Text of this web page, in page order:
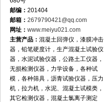
邮编： 201404
邮箱： 2679790421@qq.com
网址： www.meiyu021.com
主营产品： 混凝土回弹仪，漆膜冲击
器，铅笔硬度计，生产混凝土试验仪
器，水泥试验仪器，公路土工仪器，
无损检测仪器，力学设备，各种试
模，各种筛具，沥青试验仪器，压力
机，拉力机，水泥、混凝土试模类，
其它检测仪器，混凝土氯离子测定